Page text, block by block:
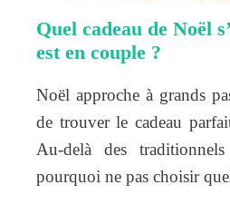
Quel cadeau de Noël
est en couple ?
Noël approche à grands
de trouver le cadeau
Au-delà des
pourquoi ne pas choisir